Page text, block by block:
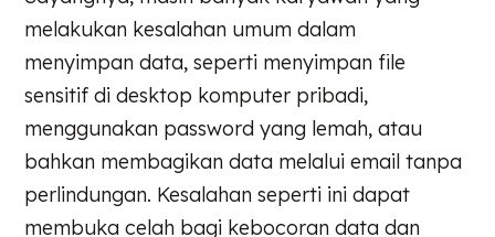
melakukan kesalahan umum dalam
menyimpan data, seperti menyimpan file
sensitif di desktop komputer pribadi,
menggunakan password yang lemah, atau
bahkan membagikan data melalui email tanpa
perlindungan. Kesalahan seperti ini dapat
membuka celah bagi kebocoran data dan